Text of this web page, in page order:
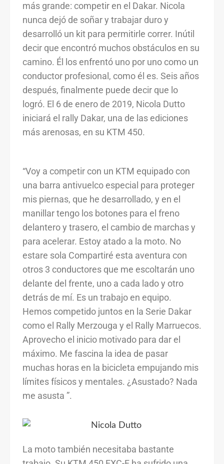
más grande: competir en el Dakar. Nicola
nunca dejó de soñar y trabajar duro y
desarrolló un kit para permitirle correr. Inútil
decir que encontró muchos obstáculos en su
camino. Él los enfrentó uno por uno como un
conductor profesional, como él es. Seis años
después, finalmente puede decir que lo
logró. El 6 de enero de 2019, Nicola Dutto
iniciará el rally Dakar, una de las ediciones
más arenosas, en su KTM 450.
“Voy a competir con un KTM equipado con
una barra antivuelco especial para proteger
mis piernas, que he desarrollado, y en el
manillar tengo los botones para el freno
delantero y trasero, el cambio de marchas y
para acelerar. Estoy atado a la moto. No
estare sola Compartiré esta aventura con
otros 3 conductores que me escoltarán uno
delante del frente, uno a cada lado y otro
detrás de mí. Es un trabajo en equipo.
Hemos competido juntos en la Serie Dakar
como el Rally Merzouga y el Rally Marruecos.
Aprovecho el inicio motivado para dar el
máximo. Me fascina la idea de pasar
muchas horas en la bicicleta empujando mis
límites físicos y mentales. ¿Asustado? Nada
me asusta ”.
La moto también necesitaba bastante